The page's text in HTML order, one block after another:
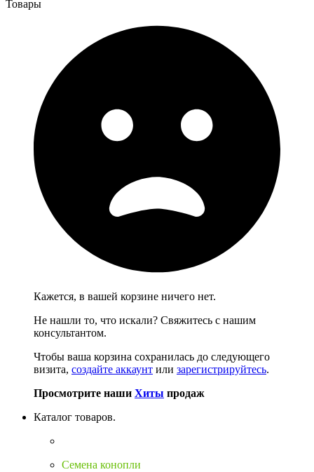
Товары
Кажется, в вашей корзине ничего нет.
Не нашли то, что искали? Свяжитесь с нашим
консультантом.
Чтобы ваша корзина сохранилась до следующего
визита, создайте аккаунт или зарегистрируйтесь.
Просмотрите наши Хиты продаж
Каталог товаров.
Семена конопли